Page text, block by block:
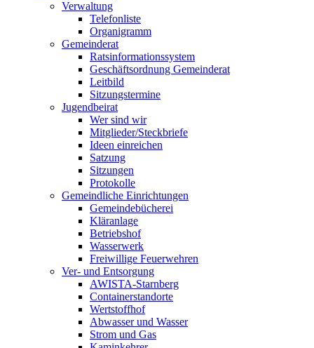
Verwaltung
Telefonliste
Organigramm
Gemeinderat
Ratsinformationssystem
Geschäftsordnung Gemeinderat
Leitbild
Sitzungstermine
Jugendbeirat
Wer sind wir
Mitglieder/Steckbriefe
Ideen einreichen
Satzung
Sitzungen
Protokolle
Gemeindliche Einrichtungen
Gemeindebücherei
Kläranlage
Betriebshof
Wasserwerk
Freiwillige Feuerwehren
Ver- und Entsorgung
AWISTA-Starnberg
Containerstandorte
Wertstoffhof
Abwasser und Wasser
Strom und Gas